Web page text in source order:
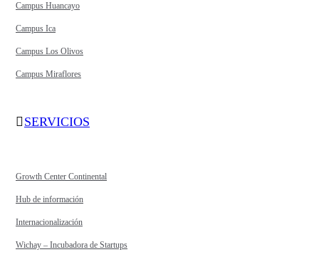
Campus Huancayo
Campus Ica
Campus Los Olivos
Campus Miraflores
SERVICIOS
Growth Center Continental
Hub de información
Internacionalización
Wichay – Incubadora de Startups